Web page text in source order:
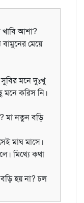
আশা?
মেয়ে
মনে দুঃখু
মনে করিস নি।
মা নতুন বড়ি
মাঘ মাসে।
মিথ্যে কথা
হয় না? চল